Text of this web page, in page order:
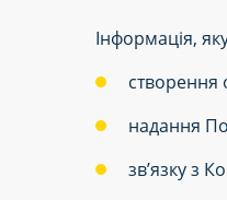
Інформація,
створення
надання
зв’язку з